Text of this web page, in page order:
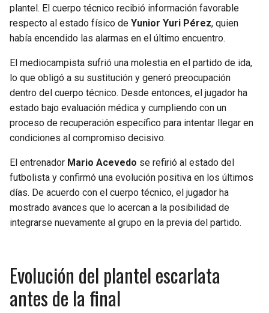
LIONS
VIKINGS
FALCONS
PANTHERS
NUGGETS
THUNDER
TRAIL BLAZERS
JAZZ
plantel. El cuerpo técnico recibió información favorable
respecto al estado físico de Yunior Yuri Pérez, quien
había encendido las alarmas en el último encuentro.
El mediocampista sufrió una molestia en el partido de ida,
lo que obligó a su sustitución y generó preocupación
dentro del cuerpo técnico. Desde entonces, el jugador ha
estado bajo evaluación médica y cumpliendo con un
proceso de recuperación específico para intentar llegar en
condiciones al compromiso decisivo.
El entrenador Mario Acevedo se refirió al estado del
futbolista y confirmó una evolución positiva en los últimos
días. De acuerdo con el cuerpo técnico, el jugador ha
mostrado avances que lo acercan a la posibilidad de
integrarse nuevamente al grupo en la previa del partido.
Evolución del plantel escarlata
antes de la final